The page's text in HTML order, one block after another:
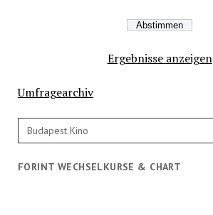
Ergebnisse anzeigen
Umfragearchiv
Suchen
FORINT WECHSELKURSE & CHART